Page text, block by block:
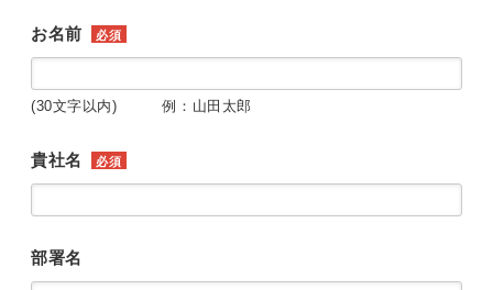
お名前 必須
(30文字以内) 例：山田太郎
貴社名 必須
部署名